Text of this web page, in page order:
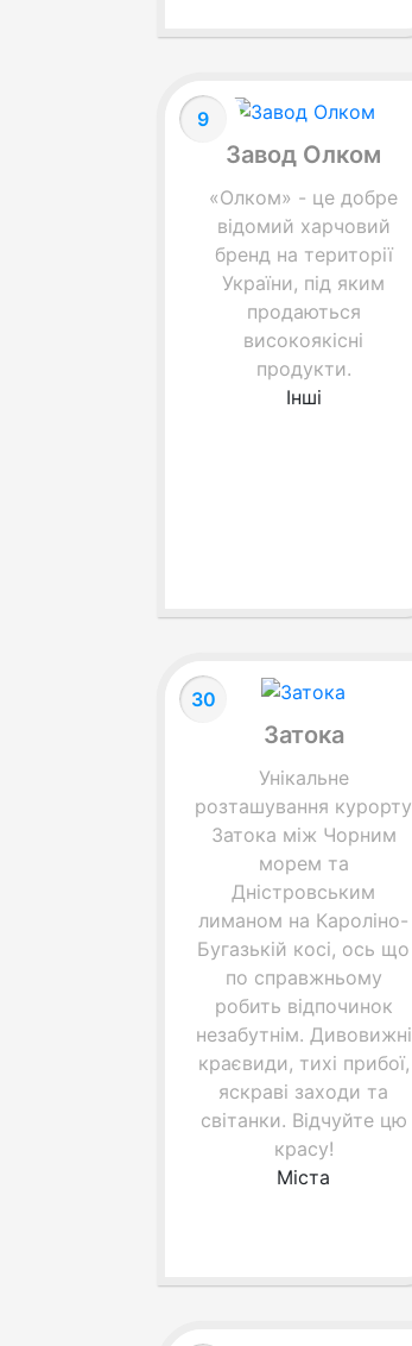
Завод Олком
9
«Олком» - це добре
відомий харчовий
бренд на території
України, під яким
продаються
високоякісні
продукти.
Інші
Затока
30
Унікальне
розташування курорту
Затока між Чорним
морем та
Дністровським
лиманом на Кароліно-
Бугазькій косі, ось що
по справжньому
робить відпочинок
незабутнім. Дивовижні
краєвиди, тихі прибої,
яскраві заходи та
світанки. Відчуйте цю
красу!
Міста